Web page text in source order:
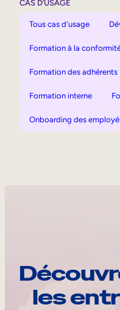
CAS D’USAGE
Tous cas d'usage
Formation à la
Formation des adhérents
Formation interne
Onboarding des
les